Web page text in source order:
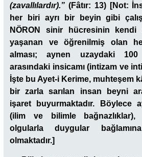
(zavallılardır).” (Fâtır: 13) [Not:
her biri ayrı bir beyin gibi
NÖRON sinir hücresinin kendi
yaşanan ve öğrenilmiş olan
alması; aynen uzaydaki 100
arasındaki insicamı (intizam ve
İşte bu Ayet-i Kerime, muhteşem
bir zarla sarılan insan beyni
işaret buyurmaktadır. Böylece
(ilim ve bilimle bağnazlıklar),
olgularla duygular
olmaktadır.]